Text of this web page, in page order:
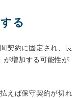
る
契約に固定され、長
増加する可能性が
えば保守契約が切れ